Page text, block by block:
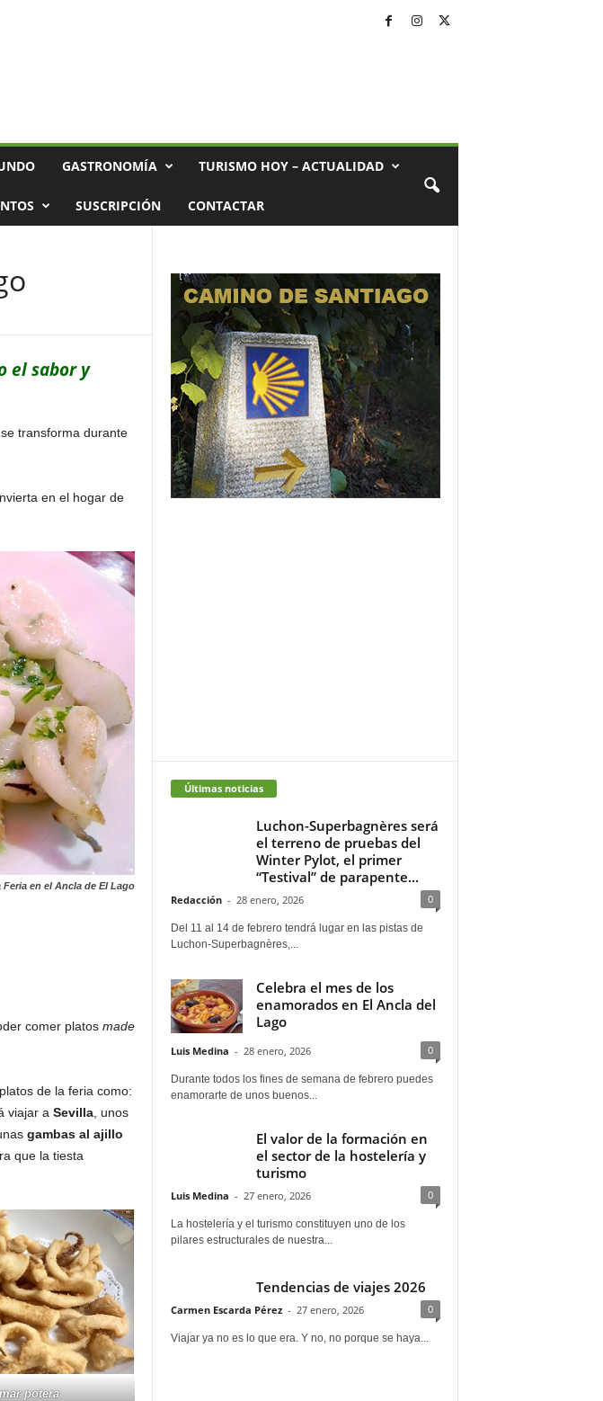
GASTRONOMÍA TURISMO HOY – ACTUALIDAD
SUSCRIPCIÓN CONTACTAR
el sabor y
transforma durante
en el hogar de
Feria en el Ancla de El Lago
comer platos made
de la feria como:
viajar a Sevilla, unos
gambas al ajillo
que la tiesta
potera
Últimas noticias
Luchon-Superbagnères será
el terreno de pruebas del
Winter Pylot, el primer
“Testival” de parapente...
Redacción - 28 enero, 2026 0
Del 11 al 14 de febrero tendrá lugar en las pistas de
Luchon-Superbagnères,...
Celebra el mes de los
enamorados en El Ancla del
Lago
Luis Medina - 28 enero, 2026 0
Durante todos los fines de semana de febrero puedes
enamorarte de unos buenos...
El valor de la formación en
el sector de la hostelería y
turismo
Luis Medina - 27 enero, 2026 0
La hostelería y el turismo constituyen uno de los
pilares estructurales de nuestra...
Tendencias de viajes 2026
Carmen Escarda Pérez - 27 enero, 2026 0
Viajar ya no es lo que era. Y no, no porque se haya...